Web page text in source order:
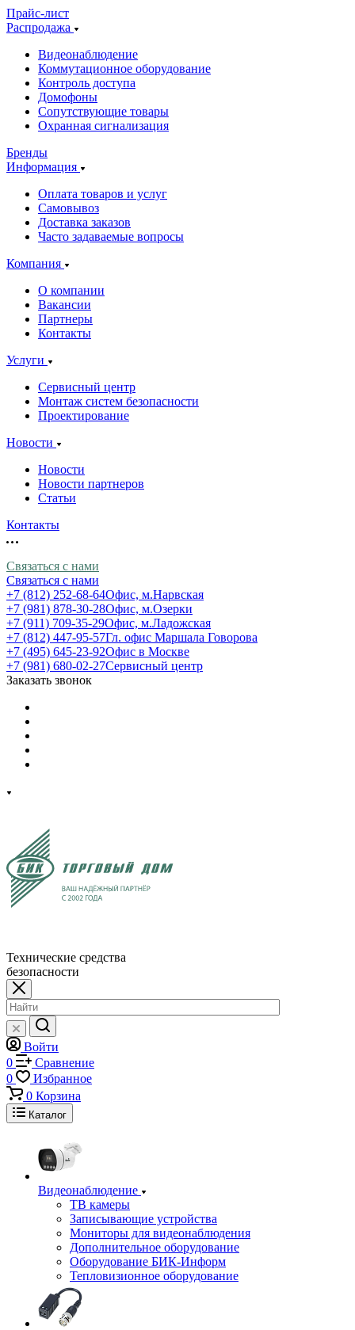
Прайс-лист
Распродажа
Видеонаблюдение
Коммутационное оборудование
Контроль доступа
Домофоны
Сопутствующие товары
Охранная сигнализация
Бренды
Информация
Оплата товаров и услуг
Самовывоз
Доставка заказов
Часто задаваемые вопросы
Компания
О компании
Вакансии
Партнеры
Контакты
Услуги
Сервисный центр
Монтаж систем безопасности
Проектирование
Новости
Новости
Новости партнеров
Статьи
Контакты
Связаться с нами
Связаться с нами
+7 (812) 252-68-64Офис, м.Нарвская
+7 (981) 878-30-28Офис, м.Озерки
+7 (911) 709-35-29Офис, м.Ладожская
+7 (812) 447-95-57Гл. офис Маршала Говорова
+7 (495) 645-23-92Офис в Москве
+7 (981) 680-02-27Сервисный центр
Заказать звонок
Технические средства
безопасности
Войти
0
Сравнение
0
Избранное
0 Корзина
Каталог
Видеонаблюдение
ТВ камеры
Записывающие устройства
Мониторы для видеонаблюдения
Дополнительное оборудование
Оборудование БИК-Информ
Тепловизионное оборудование